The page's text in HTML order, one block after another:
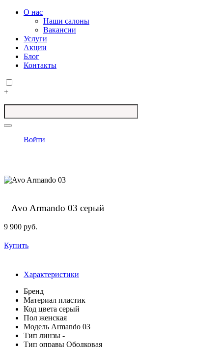
О нас
Наши салоны
Вакансии
Услуги
Акции
Блог
Контакты
+
Войти
Avo Armando 03 серый
9 900 руб.
Купить
Характеристики
Бренд
Материал пластик
Код цвета серый
Пол женская
Модель Armando 03
Тип линзы -
Тип оправы Ободковая